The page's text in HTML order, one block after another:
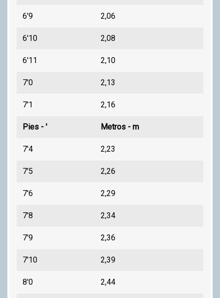
6'9 2,06
6'10 2,08
6'11 2,10
7'0 2,13
7'1 2,16
Pies - ' Metros - m
7'4 2,23
7'5 2,26
7'6 2,29
7'8 2,34
7'9 2,36
7'10 2,39
8'0 2,44